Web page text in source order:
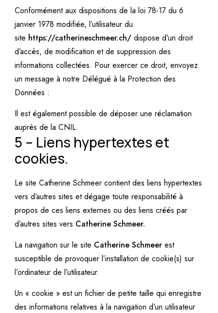
Conformément aux dispositions de la loi 78-17 du 6
janvier 1978 modifiée, l’utilisateur du
site https://catherineschmeer.ch/ dispose d’un droit
d’accès, de modification et de suppression des
informations collectées. Pour exercer ce droit, envoyez
un message à notre Délégué à la Protection des
Données :
Il est également possible de déposer une réclamation
auprès de la CNIL.
5 – Liens hypertextes et
cookies.
Le site Catherine Schmeer contient des liens hypertextes
vers d’autres sites et dégage toute responsabilité à
propos de ces liens externes ou des liens créés par
d’autres sites vers Catherine Schmeer.
La navigation sur le site Catherine Schmeer est
susceptible de provoquer l’installation de cookie(s) sur
l’ordinateur de l’utilisateur.
Un « cookie » est un fichier de petite taille qui enregistre
des informations relatives à la navigation d’un utilisateur